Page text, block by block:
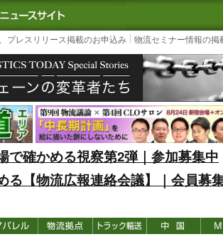
｜国内最大の物流ニュースサイト
3PL, SCMなど
プレスリリース掲載のお申込み 物流セミナー情報の掲
で確かめる視察第2弾｜参加募集中
る【物流広報連絡会議】｜会員募